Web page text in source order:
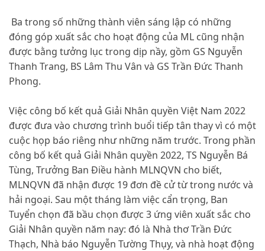
Ba trong số những thành viên sáng lập có những
đóng góp xuất sắc cho hoạt động của ML cũng nhận
được bằng tưởng lục trong dịp nầy, gồm GS Nguyễn
Thanh Trang, BS Lâm Thu Vân và GS Trần Đức Thanh
Phong.
Việc công bố kết quả Giải Nhân quyền Việt Nam 2022
được đưa vào chương trình buổi tiếp tân thay vì có một
cuộc họp báo riêng như những năm trước. Trong phần
công bố kết quả Giải Nhân quyền 2022, TS Nguyễn Bá
Tùng, Trưởng Ban Điều hành MLNQVN cho biết,
MLNQVN đã nhận được 19 đơn đề cử từ trong nước và
hải ngoại. Sau một tháng làm việc cẩn trọng, Ban
Tuyển chọn đã bầu chọn được 3 ứng viên xuất sắc cho
Giải Nhân quyền năm nay: đó là Nhà thơ Trần Đức
Thạch, Nhà báo Nguyễn Tường Thụy, và nhà hoạt động